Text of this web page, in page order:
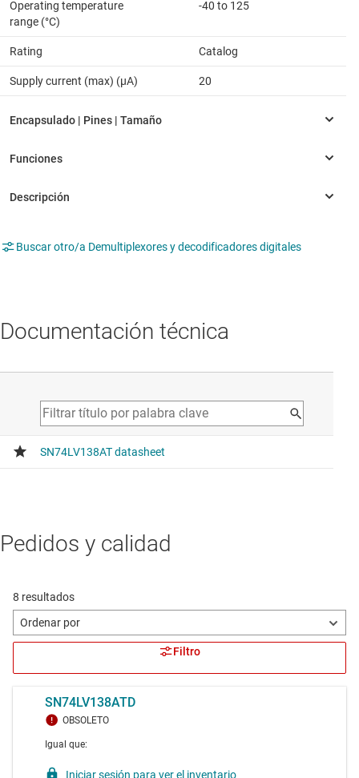
Operating temperature
range (°C)
-40 to 125
Rating Catalog
Supply current (max) (µA) 20
Buscar otro/a Demultiplexores y decodificadores digitales
Documentación técnica
Pedidos y calidad